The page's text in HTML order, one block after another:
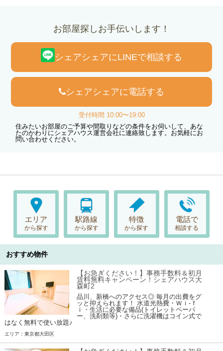
お部屋探しお手伝いします！
シェアシェアにLINEで相談する
シェアシェアに電話する
受付時間 10:00〜19:00
住みたいお部屋のご予算や間取りなどの条件をお伺いして、あな
たのかわりにシェアハウス運営会社に連絡致します。お気軽にお
問い合わせください。
エリア
から探す
駅路線
から探す
特徴
から探す
電話で
相談する
おすすめ物件
【お急ぎください！】事務手数料＆初月
賃料無料キャンペーン！シェアハウス大
森町2
品川、新橋へのアクセス◎ 毎月の出費をグ
ッと抑えられます！ 水道光熱費・Ｗｉ-ｆ
ｉ・生活に必要な備品(トイレットペーパ
ー、洗剤類等)・さらに洗濯機はコイン式で
はなく無料で使い放題♪
エリア：東京都大田区